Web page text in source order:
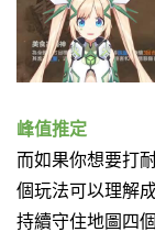
峰值推定
而如果你想要打
個玩法可以理解
持續守住地圖四